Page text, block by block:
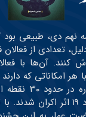
حماسه نهم دی،
تعدادی از
کنند. آن‌ها با
هر امکاناتی که
این
صورت مردمی برگزار شد و